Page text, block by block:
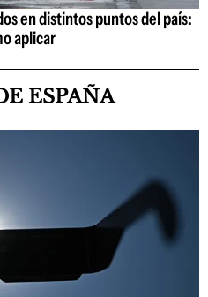
en distintos puntos del país:
aplicar
ESPAÑA